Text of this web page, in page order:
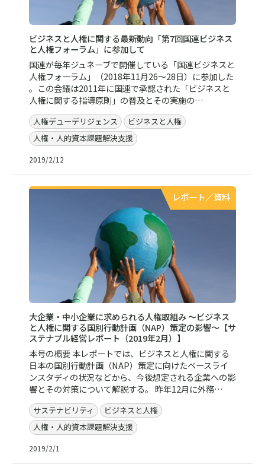
ビジネスと人権に関する最新動向「第7回国連ビジネス
と人権フォーラム」に参加して
国連が毎年ジュネーブで開催している「国連ビジネスと
人権フォーラム」（2018年11月26～28日）に参加した
。この会議は2011年に国連で承認された「ビジネスと
人権に関する指導原則」の普及とその実施の…
人権デューデリジェンス
ビジネスと人権
人権・人的資本課題解決支援
2019/2/12
レポート／資料
大企業・中小企業に求められる人権取組み ～ビジネス
と人権に関する国別行動計画（NAP）策定の影響～【サ
ステナブル経営レポート（2019年2月）】
本号の概要 本レポートでは、ビジネスと人権に関する
日本の国別行動計画（NAP）策定に向けたベースライ
ンスタディの状況などから、今後想定される企業への影
響とその対策について解説する。 昨年12月に外務…
サステナビリティ
ビジネスと人権
人権・人的資本課題解決支援
2019/2/1